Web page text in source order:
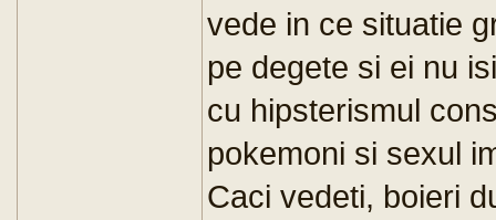
vede in ce situatie
pe degete si ei nu
cu hipsterismul
pokemoni si sexul
Caci vedeti, boieri